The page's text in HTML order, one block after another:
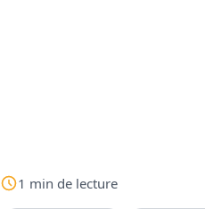
1 min de lecture